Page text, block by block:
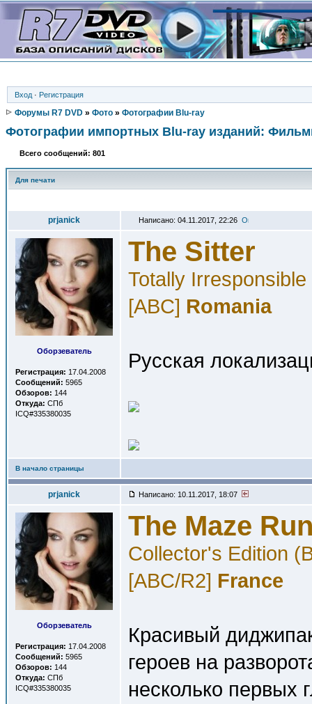
Вход · Регистрация
Форумы R7 DVD » Фото » Фотографии Blu-ray
Фотографии импортных Blu-ray изданий:
Всего сообщений: 801
Для печати
prjanick Написано: 04.11.2017, 22:26
Оборзеватель
Регистрация: 17.04.2008
Сообщений: 5965
Обзоров: 144
Откуда: СПб
ICQ#335380035
The Sitter
Totally
[ABC] Romania
Русская
В начало страницы
prjanick Написано: 10.11.2017, 18:07
Оборзеватель
Регистрация: 17.04.2008
Сообщений: 5965
Обзоров: 144
Откуда: СПб
ICQ#335380035
The Maze
Collector's Edition
[ABC/R2] France
Красивый
героев на
несколько первых